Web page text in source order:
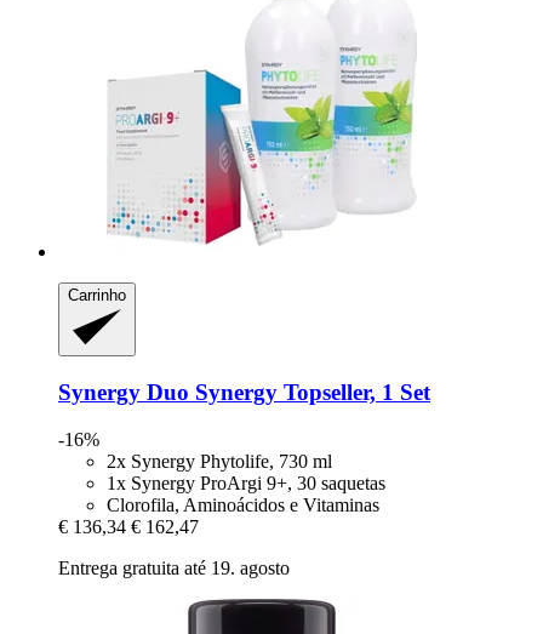
Carrinho
Synergy Duo Synergy Topseller, 1 Set
-16%
2x Synergy Phytolife, 730 ml
1x Synergy ProArgi 9+, 30 saquetas
Clorofila, Aminoácidos e Vitaminas
€ 136,34 € 162,47
Entrega gratuita até 19. agosto